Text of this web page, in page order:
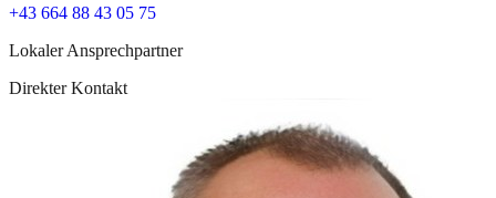
+43 664 88 43 05 75
Lokaler Ansprechpartner
Direkter Kontakt